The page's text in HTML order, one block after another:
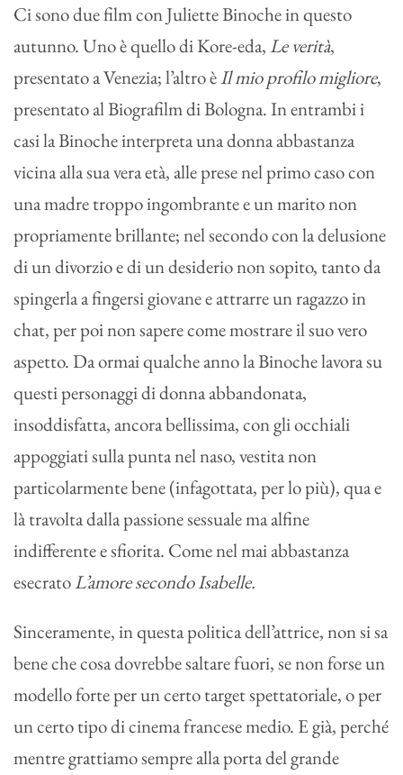
Ci sono due film con Juliette Binoche in questo
autunno. Uno è quello di Kore-eda, Le verità,
presentato a Venezia; l’altro èIl mio profilo migliore,
presentato al Biografilm di Bologna. In entrambi i
casi la Binoche interpreta una donna abbastanza
vicina alla sua vera età, alle prese nel primo caso con
una madre troppo ingombrante e un marito non
propriamente brillante; nel secondo con la delusione
di un divorzio e di un desiderio non sopito, tanto da
spingerla a fingersi giovane e attrarre un ragazzo in
chat, per poi non sapere come mostrare il suo vero
aspetto. Da ormai qualche anno la Binoche lavora su
questi personaggi di donna abbandonata,
insoddisfatta, ancora bellissima, con gli occhiali
appoggiati sulla punta nel naso, vestita non
particolarmente bene (infagottata, per lo più), qua e
là travolta dalla passione sessuale ma alfine
indifferente e sfiorita. Come nel mai abbastanza
esecratoL’amore secondo Isabelle.
Sinceramente, in questa politica dell’attrice, non si sa
bene che cosa dovrebbe saltare fuori, se non forse un
modello forte per un certo target spettatoriale, o per
un certo tipo di cinema francese medio. E già, perché
mentre grattiamo sempre alla porta del grande